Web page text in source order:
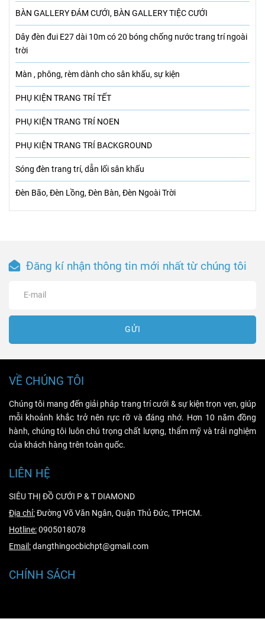
BÀN GALLERY ĐÁM CƯỚI, BÀN GALLERY TIỆC CƯỚI
Dây đèn đui E27 dài 10m có 20 bóng chống nước trang trí ngoài
trời
Màn , phông, rèm dành cho sân khấu, sự kiện
PHỤ KIỆN TRANG TRÍ TẾT
PHỤ KIỆN TRANG TRÍ NOEN
PHỤ KIỆN TRANG TRÍ BACKGROUND
Sóng đèn trang trí, dẫn lối sân khấu
Đèn Bão, Đèn Lồng, Đèn Bàn, Đèn Ngoài Trời
Đăng kí nhận thông tin mới nhất từ chúng tôi
GỬI
VỀ CHÚNG TÔI
Chúng tôi mang đến giải pháp trang trí cưới & sự kiện trọn vẹn, giúp
mỗi khoảnh khắc trở nên rực rỡ và đáng nhớ. Hơn 10 năm đồng
hành, chúng tôi luôn chú trọng chất lượng, thẩm mỹ và trải nghiệm
của khách hàng trên toàn quốc.
LIÊN HỆ
SIÊU THỊ ĐỒ CƯỚI P & T DIAMOND
Địa chỉ:Đường Võ Văn Ngân, Quận Thủ Đức, TPHCM.
Hotline:0905018078
Email:dangthingocbichpt@gmail.com
CHÍNH SÁCH